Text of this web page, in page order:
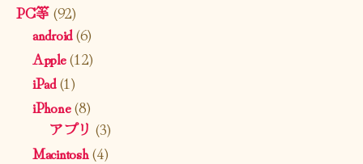
PC等(92)
android(6)
Apple(12)
iPad(1)
iPhone(8)
アプリ (3)
Macintosh(4)